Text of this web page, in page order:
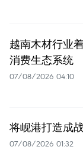
越南木材行业
消费生态系统
07/08/2026 04:10
将岘港打造成
07/08/2026 01:32